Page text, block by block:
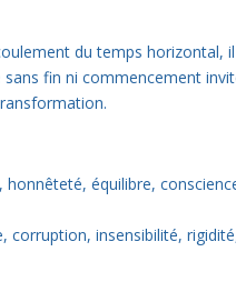
du temps horizontal,
fin ni commencement
équilibre,
corruption, insensibilité,